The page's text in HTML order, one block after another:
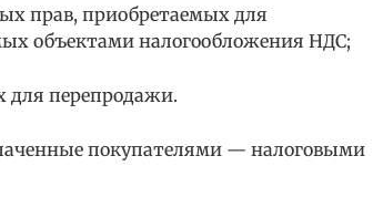
прав, приобретаемых для
объектами налогообложения НДС;
для перепродажи.
покупателями — налоговыми